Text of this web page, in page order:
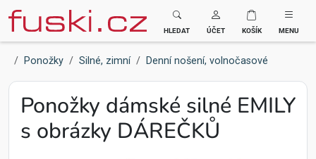
Fuski BOMA
HLEDAT ÚČET KOŠÍK MENU
Ponožky Silné, zimní Denní nošení, volnočasové
Ponožky dámské silné EMILY
s obrázky DÁREČKŮ